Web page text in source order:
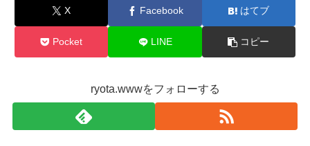
X Facebook はてブ
Pocket LINE コピー
ryota.wwwをフォローする